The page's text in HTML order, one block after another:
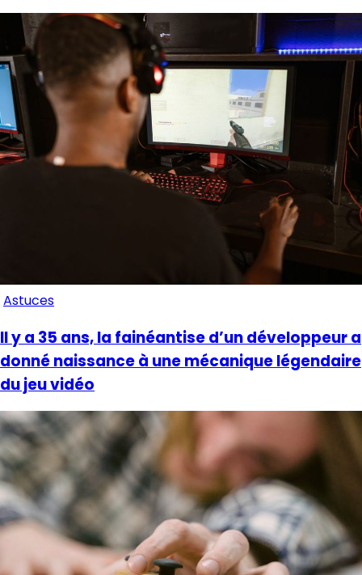
Astuces
Il y a 35 ans, la fainéantise d’un développeur a
donné naissance à une mécanique légendaire
du jeu vidéo